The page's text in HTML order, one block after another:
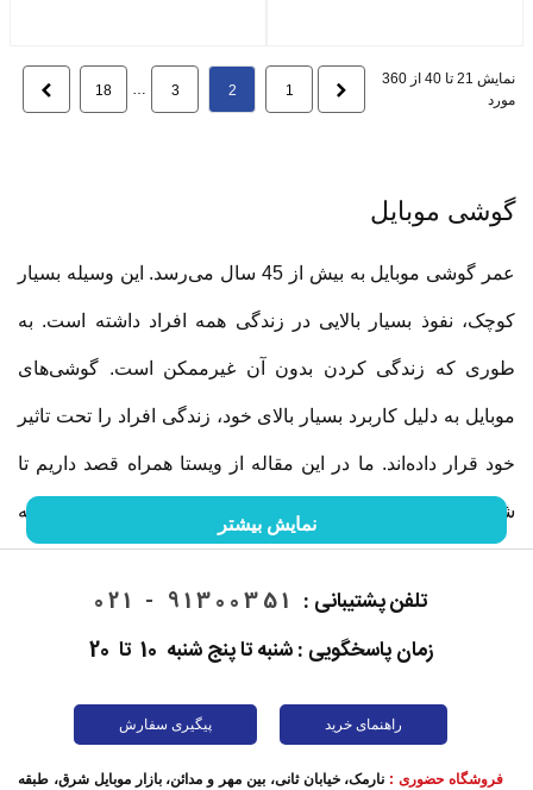
نمایش 21 تا 40 از 360
مورد
1
2
3
…
18
گوشی موبایل
عمر گوشی موبایل به بیش از 45 سال می‌رسد. این وسیله بسیار
کوچک، نفوذ بسیار بالایی در زندگی همه افراد داشته است. به
طوری که زندگی کردن بدون آن غیرممکن است. گوشی‌های
موبایل به دلیل کاربرد بسیار بالای خود، زندگی افراد را تحت تاثیر
خود قرار داده‌اند. ما در این مقاله از ویستا همراه قصد داریم تا
شما را با گوشی موبایل و خصوصیات آن آشنا کنیم. ما را در ادامه
نمایش بیشتر
تلفن پشتیبانی : 91300351 - 021
زمان پاسخگویی : شنبه تا پنج شنبه 10 تا 20
راهنمای خرید پیگیری سفارش
فروشگاه حضوری : نارمک، خیابان ثانی، بین مهر و مدائن، بازار موبایل شرق، طبقه